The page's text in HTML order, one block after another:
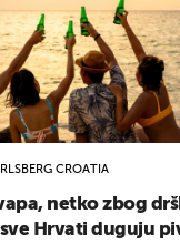
CROATIA
netko zbog
sve Hrvati duguju